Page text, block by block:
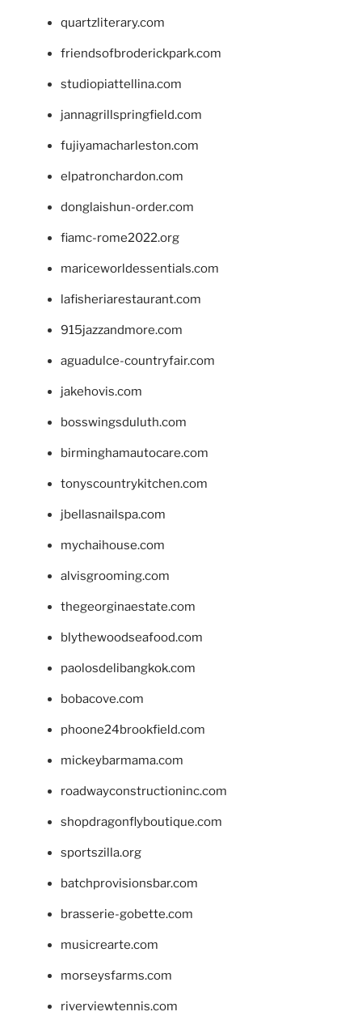
quartzliterary.com
friendsofbroderickpark.com
studiopiattellina.com
jannagrillspringfield.com
fujiyamacharleston.com
elpatronchardon.com
donglaishun-order.com
fiamc-rome2022.org
mariceworldessentials.com
lafisheriarestaurant.com
915jazzandmore.com
aguadulce-countryfair.com
jakehovis.com
bosswingsduluth.com
birminghamautocare.com
tonyscountrykitchen.com
jbellasnailspa.com
mychaihouse.com
alvisgrooming.com
thegeorginaestate.com
blythewoodseafood.com
paolosdelibangkok.com
bobacove.com
phoone24brookfield.com
mickeybarmama.com
roadwayconstructioninc.com
shopdragonflyboutique.com
sportszilla.org
batchprovisionsbar.com
brasserie-gobette.com
musicrearte.com
morseysfarms.com
riverviewtennis.com